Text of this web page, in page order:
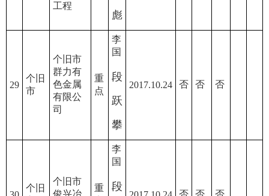
工程
彪
29
个旧
市
个旧市
群力有
色金属
有限公
司
重
点
李
国
段
跃
攀
2017.10.24 否 否 否
个旧
个旧市
重
李
国
段